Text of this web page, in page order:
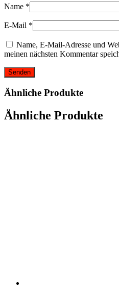
Name *
E-Mail *
Name, E-Mail-Adresse und
meinen nächsten Kommentar
Ähnliche Produkte
Ähnliche Produkte